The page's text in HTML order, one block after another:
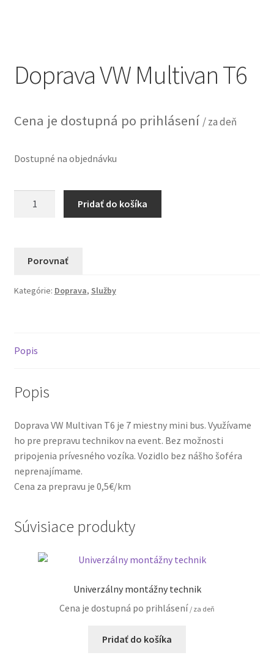
Doprava VW Multivan T6
Cena je dostupná po prihlásení / za deň
Dostupné na objednávku
Pridať do košíka
Porovnať
Kategórie: Doprava, Služby
Popis
Popis
Doprava VW Multivan T6 je 7 miestny mini bus. Využívame
ho pre prepravu technikov na event. Bez možnosti
pripojenia prívesného vozíka. Vozidlo bez nášho šoféra
neprenajímame.
Cena za prepravu je 0,5€/km
Súvisiace produkty
Univerzálny montážny technik
Cena je dostupná po prihlásení / za deň
Pridať do košíka